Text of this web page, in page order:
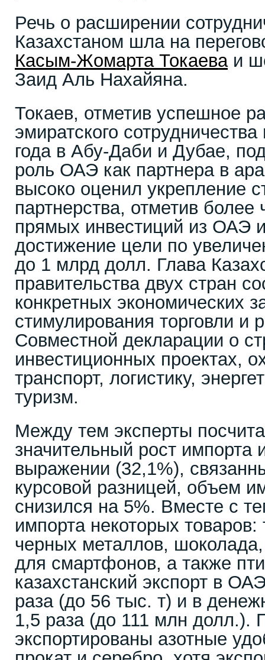
Речь о расширении
Казахстаном шла на
Касым-Жомарта Токаеваи
Заид Аль Нахайяна.
Токаев, отметив успешное
эмиратского
года в Абу-Даби и Дубае,
роль ОАЭ как партнера в
высоко оценил укрепление
партнерства, отметив более
прямых инвестиций из ОАЭ
достижение цели по
до 1 млрд долл. Глава
правительства двух стран
конкретных экономических
стимулирования торговли и
Совместной декларации о
инвестиционных проектах,
транспорт, логистику,
туризм.
Между тем эксперты
значительный рост
выражении (32,1%),
курсовой разницей, объем
снизился на 5%. Вместе с
импорта некоторых
черных металлов,
для смартфонов, а также
казахстанский экспорт в
раза (до 56 тыс. т) и в
1,5 раза (до 111 млн долл.).
экспортированы азотные